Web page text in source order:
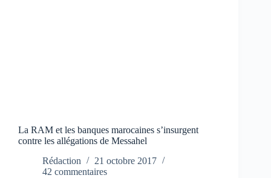
La RAM et les banques marocaines s’insurgent
contre les allégations de Messahel
Rédaction
21 octobre 2017
42 commentaires